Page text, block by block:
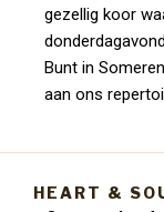
gezellig koor
Bunt in
aan ons
HEART &